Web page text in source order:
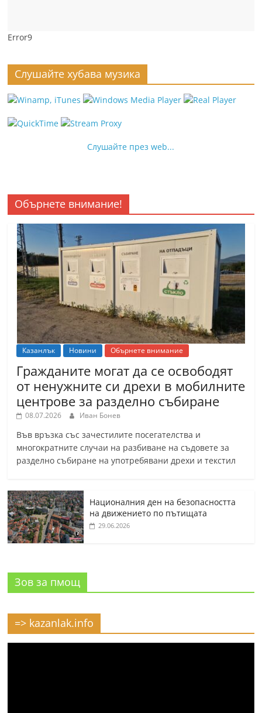
Error9
Слушайте хубава музика
Слушайте през web...
Обърнете внимание!
Казанлък Новини Обърнете внимание
Гражданите могат да се освободят
от ненужните си дрехи в мобилните
центрове за разделно събиране
08.07.2026 Иван Бонев
Във връзка със зачестилите посегателства и
многократните случаи на разбиване на съдовете за
разделно събиране на употребявани дрехи и текстил
Националния ден на безопасността
на движението по пътищата
29.06.2026
Зов за пмощ
=> kazanlak.info